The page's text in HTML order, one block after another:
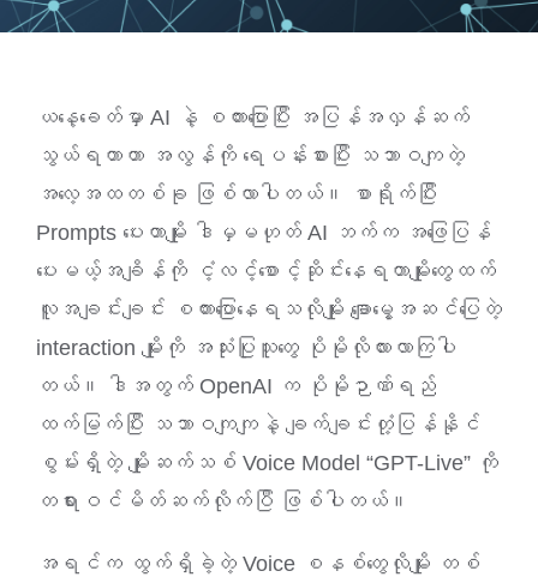
ဆောင်းပါး
ကျွန်ုပ်တို့အကြောင်း
ဈေးနှုန်းစုံစမ်းရန်
ဆက်သွယ်ရန်
ယနေ့ခေတ်မှာ AI နဲ့ စကားပြောပြီး အပြန်အလှန်ဆက်
သွယ်ရတာဟာ အလွန်ကို ရေပန်းစားပြီး သဘာဝကျတဲ့
အလေ့အထတစ်ခု ဖြစ်လာပါတယ်။ စာရိုက်ပြီး
Prompts ပေးတာမျိုး ဒါမှမဟုတ် AI ဘက်က အဖြေပြန်
ပေးမယ့်အချိန်ကို ငံ့လင့်စောင့်ဆိုင်းနေရတာမျိုးတွေထက်
လူအချင်းချင်း စကားပြောနေရသလိုမျိုး ချောမွေ့အဆင်ပြေတဲ့
interaction မျိုးကို အသုံးပြုသူတွေ ပိုမိုလိုလားလာကြပါ
တယ်။ ဒါအတွက် OpenAI က ပိုမိုဉာဏ်ရည်
ထက်မြက်ပြီး သဘာဝကျကျနဲ့ ချက်ချင်းတုံ့ပြန်နိုင်
စွမ်းရှိတဲ့ မျိုးဆက်သစ် Voice Model “GPT-Live” ကို
တရားဝင်မိတ်ဆက်လိုက်ပြီ ဖြစ်ပါတယ်။
အရင်က ထွက်ရှိခဲ့တဲ့ Voice စနစ်တွေလိုမျိုး တစ်